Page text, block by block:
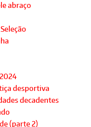
abraço
desportiva
decadentes
(parte 2)